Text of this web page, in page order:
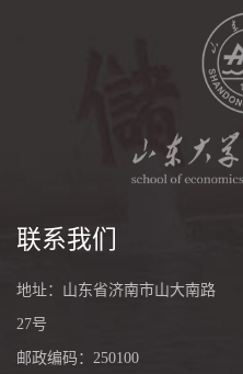
联系我们
地址：山东省济南市山大南路
27号
邮政编码：250100